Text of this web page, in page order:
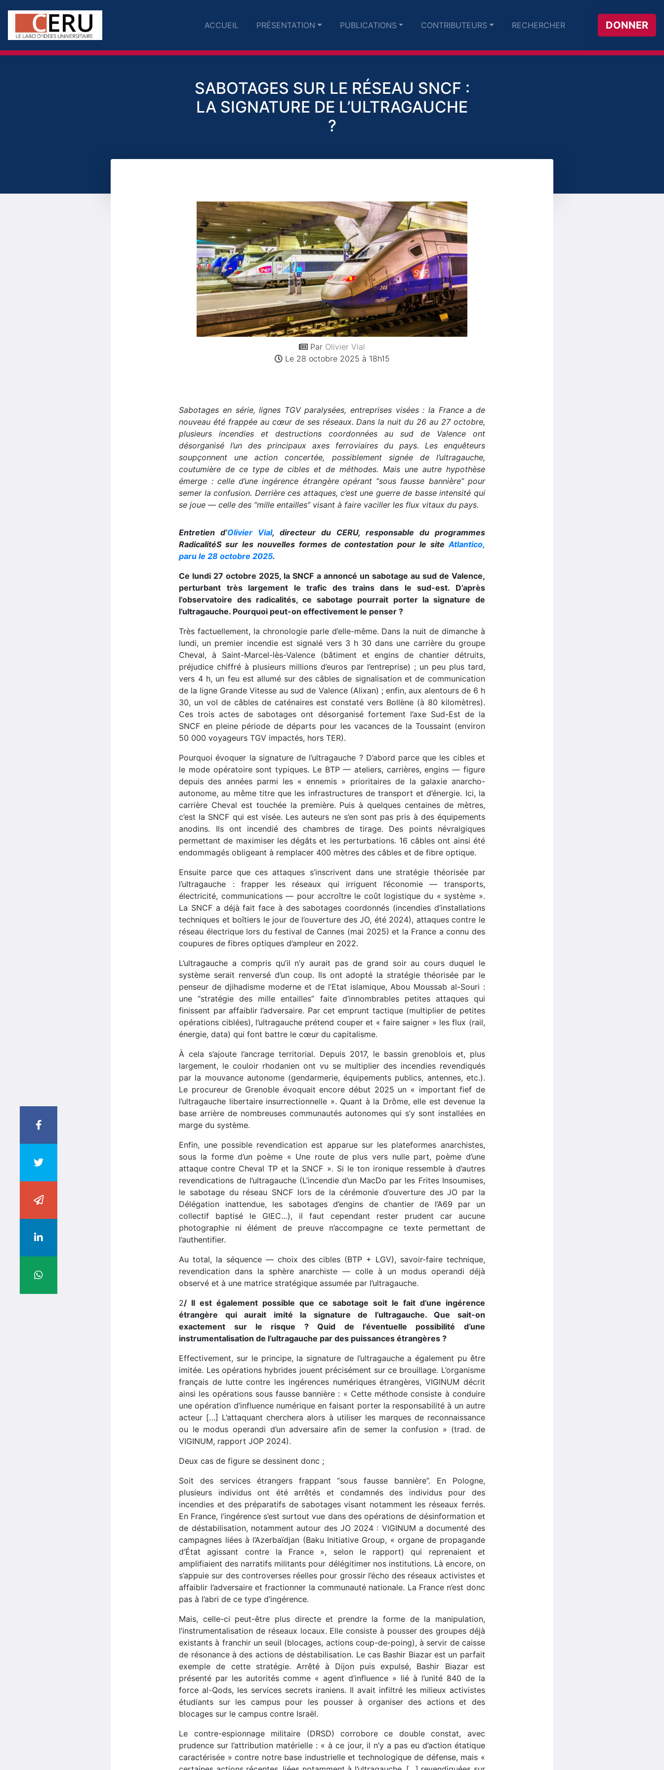
ACCUEIL PRÉSENTATION PUBLICATIONS CONTRIBUTEURS RECHERCHER DONNER
SABOTAGES SUR LE RÉSEAU SNCF :
LA SIGNATURE DE L’ULTRAGAUCHE
?
Par Olivier Vial
Le 28 octobre 2025 à 18h15
Sabotages en série, lignes TGV paralysées, entreprises visées : la France a de
nouveau été frappée au cœur de ses réseaux. Dans la nuit du 26 au 27 octobre,
plusieurs incendies et destructions coordonnées au sud de Valence ont
désorganisé l’un des principaux axes ferroviaires du pays. Les enquêteurs
soupçonnent une action concertée, possiblement signée de l’ultragauche,
coutumière de ce type de cibles et de méthodes. Mais une autre hypothèse
émerge : celle d’une ingérence étrangère opérant “sous fausse bannière” pour
semer la confusion. Derrière ces attaques, c’est une guerre de basse intensité qui
se joue — celle des “mille entailles” visant à faire vaciller les flux vitaux du pays.
Entretien d’Olivier Vial, directeur du CERU, responsable du programmes
RadicalitéS sur les nouvelles formes de contestation pour le site Atlantico,
paru le 28 octobre 2025.
Ce lundi 27 octobre 2025, la SNCF a annoncé un sabotage au sud de Valence,
perturbant très largement le trafic des trains dans le sud-est. D’après
l’observatoire des radicalités, ce sabotage pourrait porter la signature de
l’ultragauche. Pourquoi peut-on effectivement le penser ?
Très factuellement, la chronologie parle d’elle-même. Dans la nuit de dimanche à
lundi, un premier incendie est signalé vers 3 h 30 dans une carrière du groupe
Cheval, à Saint-Marcel-lès-Valence (bâtiment et engins de chantier détruits,
préjudice chiffré à plusieurs millions d’euros par l’entreprise) ; un peu plus tard,
vers 4 h, un feu est allumé sur des câbles de signalisation et de communication
de la ligne Grande Vitesse au sud de Valence (Alixan) ; enfin, aux alentours de 6 h
30, un vol de câbles de caténaires est constaté vers Bollène (à 80 kilomètres).
Ces trois actes de sabotages ont désorganisé fortement l’axe Sud-Est de la
SNCF en pleine période de départs pour les vacances de la Toussaint (environ
50 000 voyageurs TGV impactés, hors TER).
Pourquoi évoquer la signature de l’ultragauche ? D’abord parce que les cibles et
le mode opératoire sont typiques. Le BTP — ateliers, carrières, engins — figure
depuis des années parmi les « ennemis » prioritaires de la galaxie anarcho-
autonome, au même titre que les infrastructures de transport et d’énergie. Ici, la
carrière Cheval est touchée la première. Puis à quelques centaines de mètres,
c’est la SNCF qui est visée. Les auteurs ne s’en sont pas pris à des équipements
anodins. Ils ont incendié des chambres de tirage. Des points névralgiques
permettant de maximiser les dégâts et les perturbations. 16 câbles ont ainsi été
endommagés obligeant à remplacer 400 mètres des câbles et de fibre optique.
Ensuite parce que ces attaques s’inscrivent dans une stratégie théorisée par
l’ultragauche : frapper les réseaux qui irriguent l’économie — transports,
électricité, communications — pour accroître le coût logistique du « système ».
La SNCF a déjà fait face à des sabotages coordonnés (incendies d’installations
techniques et boîtiers le jour de l’ouverture des JO, été 2024), attaques contre le
réseau électrique lors du festival de Cannes (mai 2025) et la France a connu des
coupures de fibres optiques d’ampleur en 2022.
L’ultragauche a compris qu’il n’y aurait pas de grand soir au cours duquel le
système serait renversé d’un coup. Ils ont adopté la stratégie théorisée par le
penseur de djihadisme moderne et de l’Etat islamique, Abou Moussab al-Souri :
une “stratégie des mille entailles” faite d’innombrables petites attaques qui
finissent par affaiblir l’adversaire. Par cet emprunt tactique (multiplier de petites
opérations ciblées), l’ultragauche prétend couper et « faire saigner » les flux (rail,
énergie, data) qui font battre le cœur du capitalisme.
À cela s’ajoute l’ancrage territorial. Depuis 2017, le bassin grenoblois et, plus
largement, le couloir rhodanien ont vu se multiplier des incendies revendiqués
par la mouvance autonome (gendarmerie, équipements publics, antennes, etc.).
Le procureur de Grenoble évoquait encore début 2025 un « important fief de
l’ultragauche libertaire insurrectionnelle ». Quant à la Drôme, elle est devenue la
base arrière de nombreuses communautés autonomes qui s’y sont installées en
marge du système.
Enfin, une possible revendication est apparue sur les plateformes anarchistes,
sous la forme d’un poème « Une route de plus vers nulle part, poème d’une
attaque contre Cheval TP et la SNCF ». Si le ton ironique ressemble à d’autres
revendications de l’ultragauche (L’incendie d’un MacDo par les Frites Insoumises,
le sabotage du réseau SNCF lors de la cérémonie d’ouverture des JO par la
Délégation inattendue, les sabotages d’engins de chantier de l’A69 par un
collectif baptisé le GIEC…), il faut cependant rester prudent car aucune
photographie ni élément de preuve n’accompagne ce texte permettant de
l’authentifier.
Au total, la séquence — choix des cibles (BTP + LGV), savoir-faire technique,
revendication dans la sphère anarchiste — colle à un modus operandi déjà
observé et à une matrice stratégique assumée par l’ultragauche.
2/ Il est également possible que ce sabotage soit le fait d’une ingérence
étrangère qui aurait imité la signature de l’ultragauche. Que sait-on
exactement sur le risque ? Quid de l’éventuelle possibilité d’une
instrumentalisation de l’ultragauche par des puissances étrangères ?
Effectivement, sur le principe, la signature de l’ultragauche a également pu être
imitée. Les opérations hybrides jouent précisément sur ce brouillage. L’organisme
français de lutte contre les ingérences numériques étrangères, VIGINUM décrit
ainsi les opérations sous fausse bannière : « Cette méthode consiste à conduire
une opération d’influence numérique en faisant porter la responsabilité à un autre
acteur […] L’attaquant cherchera alors à utiliser les marques de reconnaissance
ou le modus operandi d’un adversaire afin de semer la confusion » (trad. de
VIGINUM, rapport JOP 2024).
Deux cas de figure se dessinent donc ;
Soit des services étrangers frappant “sous fausse bannière”. En Pologne,
plusieurs individus ont été arrêtés et condamnés des individus pour des
incendies et des préparatifs de sabotages visant notamment les réseaux ferrés.
En France, l’ingérence s’est surtout vue dans des opérations de désinformation et
de déstabilisation, notamment autour des JO 2024 : VIGINUM a documenté des
campagnes liées à l’Azerbaïdjan (Baku Initiative Group, « organe de propagande
d’État agissant contre la France », selon le rapport) qui reprenaient et
amplifiaient des narratifs militants pour délégitimer nos institutions. Là encore, on
s’appuie sur des controverses réelles pour grossir l’écho des réseaux activistes et
affaiblir l’adversaire et fractionner la communauté nationale. La France n’est donc
pas à l’abri de ce type d’ingérence.
Mais, celle-ci peut-être plus directe et prendre la forme de la manipulation,
l’instrumentalisation de réseaux locaux. Elle consiste à pousser des groupes déjà
existants à franchir un seuil (blocages, actions coup-de-poing), à servir de caisse
de résonance à des actions de déstabilisation. Le cas Bashir Biazar est un parfait
exemple de cette stratégie. Arrêté à Dijon puis expulsé, Bashir Biazar est
présenté par les autorités comme « agent d’influence » lié à l’unité 840 de la
force al-Qods, les services secrets iraniens. Il avait infiltré les milieux activistes
étudiants sur les campus pour les pousser à organiser des actions et des
blocages sur le campus contre Israël.
Le contre-espionnage militaire (DRSD) corrobore ce double constat, avec
prudence sur l’attribution matérielle : « à ce jour, il n’y a pas eu d’action étatique
caractérisée » contre notre base industrielle et technologique de défense, mais «